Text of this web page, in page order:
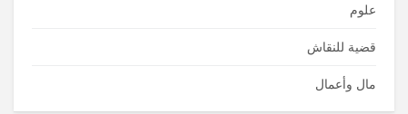
علوم
قضية للنقاش
مال وأعمال